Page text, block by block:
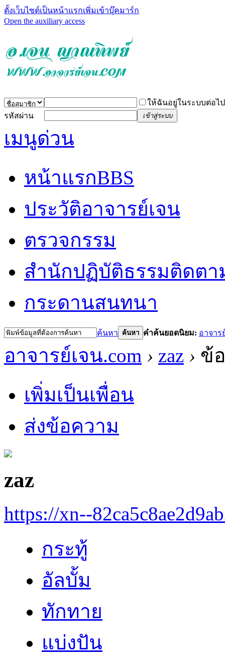
ตั้งเว็บไซต์เป็นหน้าแรกเพิ่มเข้าบุ๊คมาร์ก
Open the auxiliary access
ให้ฉันอยู่ในระบบต่อไป
รหัสผ่าน
เข้าสู่ระบบ
เมนูด่วน
หน้าแรกBBS
ประวัติอาจารย์เจน
ตรวจกรรม
สำนักปฏิบัติธรรมติดต
กระดานสนทนา
ค้นหา ค้นหา คำค้นยอดนิยม: อาจาร
อาจารย์เจน.com › zaz › ข้
เพิ่มเป็นเพื่อน
ส่งข้อความ
zaz
https://xn--
กระทู้
อัลบั้ม
ทักทาย
แบ่งปัน